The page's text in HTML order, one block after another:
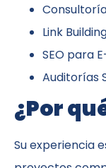
Link
SEO para
Auditorías
¿Por
Su experiencia